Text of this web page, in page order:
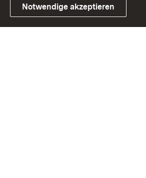
Link zum Landesportal
Notwendige akzeptieren